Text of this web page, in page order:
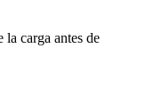
la carga antes de